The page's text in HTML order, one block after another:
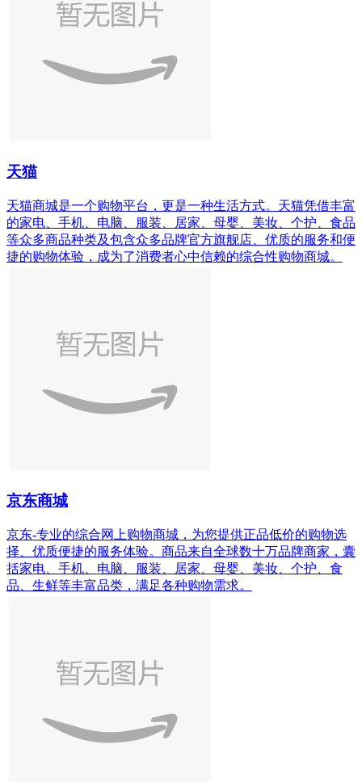
天猫
天猫商城是一个购物平台，更是一种生活方式。天猫凭借丰富
的家电、手机、电脑、服装、居家、母婴、美妆、个护、食品
等众多商品种类及包含众多品牌官方旗舰店、优质的服务和便
捷的购物体验，成为了消费者心中信赖的综合性购物商城。
京东商城
京东-专业的综合网上购物商城，为您提供正品低价的购物选
择、优质便捷的服务体验。商品来自全球数十万品牌商家，囊
括家电、手机、电脑、服装、居家、母婴、美妆、个护、食
品、生鲜等丰富品类，满足各种购物需求。